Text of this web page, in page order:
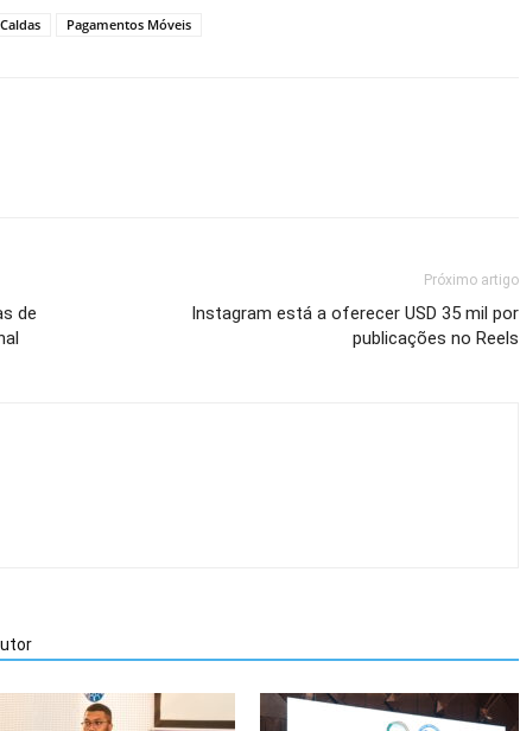
Pagamentos Móveis
de
Próximo artigo
Instagram está a oferecer USD 35 mil por
publicações no Reels